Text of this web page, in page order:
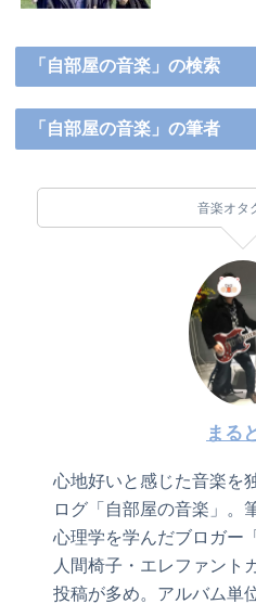
「自部屋の音楽」の検索
「自部屋の音楽」の筆者
音楽オタ
まる
心地好いと感じた音楽を
ログ「自部屋の音楽」。
心理学を学んだブロガー
人間椅子・エレファント
投稿が多め。アルバム単